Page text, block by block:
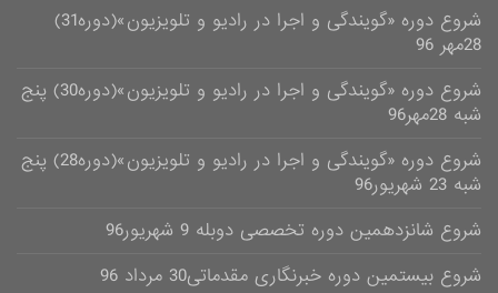
شروع دوره «گویندگی و اجرا در رادیو و تلویزیون»(دوره31)
28مهر 96
شروع دوره «گویندگی و اجرا در رادیو و تلویزیون»(دوره30) پنج
شبه 28مهر96
شروع دوره «گویندگی و اجرا در رادیو و تلویزیون»(دوره28) پنج
شبه 23 شهریور96
شروع شانزدهمین دوره تخصصی دوبله 9 شهریور96
شروع بیستمین دوره خبرنگاری مقدماتی30 مرداد 96